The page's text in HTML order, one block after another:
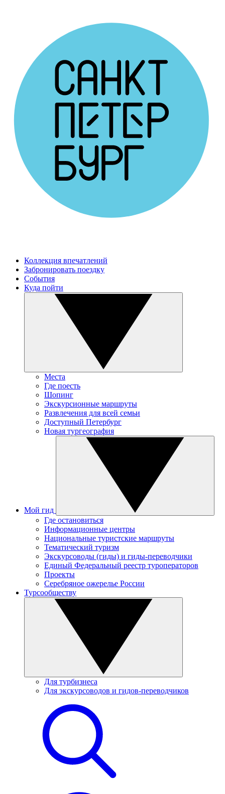
Коллекция впечатлений
Забронировать поездку
События
Куда пойти
Места
Где поесть
Шопинг
Экскурсионные маршруты
Развлечения для всей семьи
Доступный Петербург
Новая тургеография
Мой гид
Где остановиться
Информационные центры
Национальные туристские маршруты
Тематический туризм
Экскурсоводы (гиды) и гиды-переводчики
Единый Федеральный реестр туроператоров
Проекты
Серебряное ожерелье России
Турсообществу
Для турбизнеса
Для экскурсоводов и гидов-переводчиков